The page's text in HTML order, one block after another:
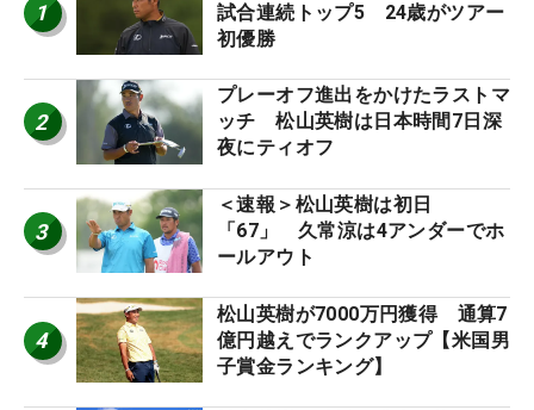
1
試合連続トップ5 24歳がツアー
初優勝
2
プレーオフ進出をかけたラストマ
ッチ 松山英樹は日本時間7日深
夜にティオフ
3
＜速報＞松山英樹は初日
「67」 久常涼は4アンダーでホ
ールアウト
4
松山英樹が7000万円獲得 通算7
億円越えでランクアップ【米国男
子賞金ランキング】